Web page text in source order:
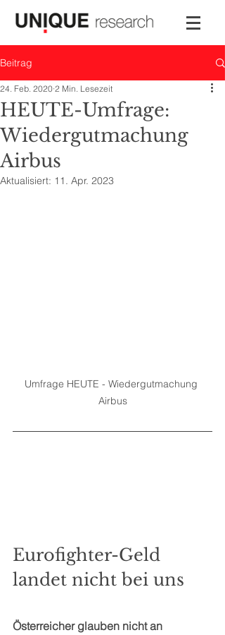
Beitrag
HEUTE-Umfrage:
Wiedergutmachung
Airbus
24. Feb. 2020 2 Min. Lesezeit
Aktualisiert: 11. Apr. 2023
Umfrage HEUTE - Wiedergutmachung
Airbus
Eurofighter-Geld
landet nicht bei uns
Österreicher glauben nicht an